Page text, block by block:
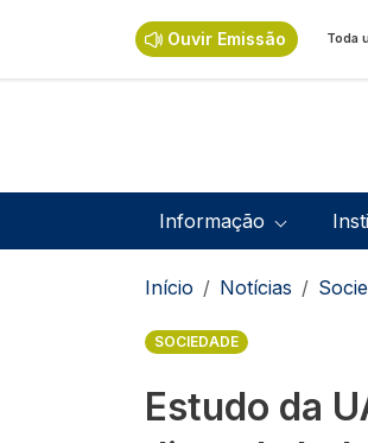
Ouvir Emissão Toda
Navegação
Informação
Navegação
Início Notícias
SOCIEDADE
Estudo da